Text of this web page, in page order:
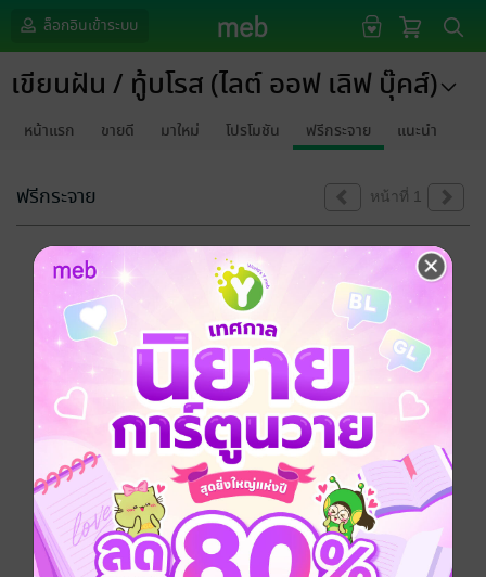
ล็อกอินเข้าระบบ
เขียนฝัน / ทู้บโรส (ไลต์ ออฟ เลิฟ บุ๊คส์)
หน้าแรก ขายดี มาใหม่ โปรโมชัน ฟรีกระจาย แนะนำ
ฟรีกระจาย หน้าที่ 1
ขออภัยด้วยนะคะ
ไม่พบข้อมูลในหัวข้อที่คุณกำลังชมค่ะ